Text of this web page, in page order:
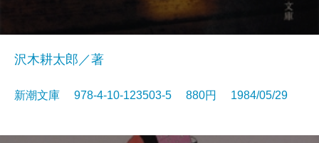
沢木耕太郎／著
新潮文庫 978-4-10-123503-5 880円 1984/05/29